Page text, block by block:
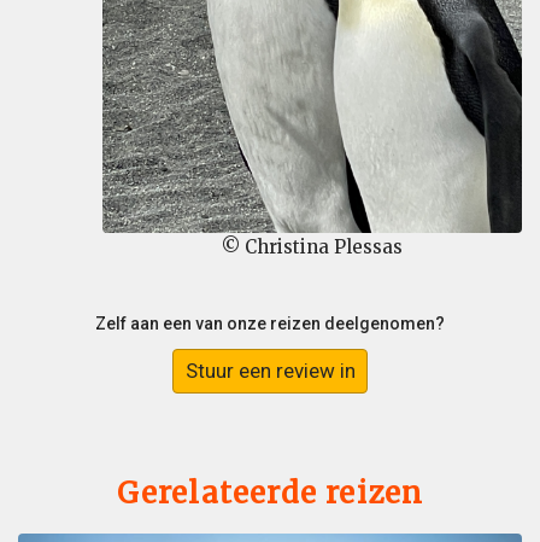
© Christina Plessas
Zelf aan een van onze reizen deelgenomen?
Stuur een review in
Gerelateerde reizen